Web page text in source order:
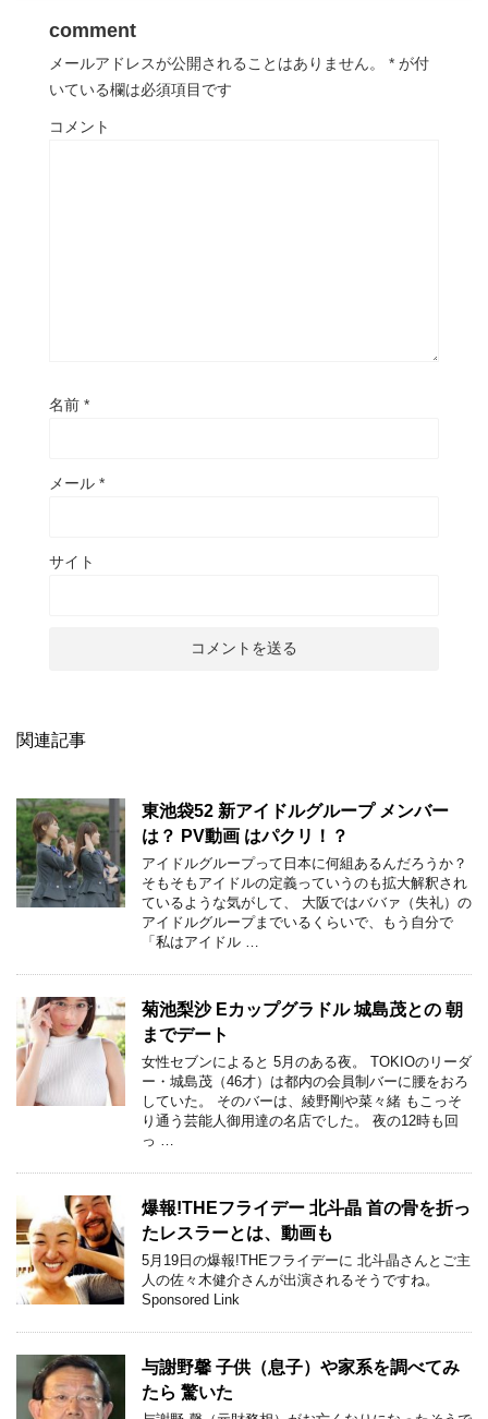
comment
メールアドレスが公開されることはありません。 * が付
いている欄は必須項目です
コメント
名前 *
メール *
サイト
関連記事
東池袋52 新アイドルグループ メンバー
は？ PV動画 はパクリ！？
アイドルグループって日本に何組あるんだろうか？
そもそもアイドルの定義っていうのも拡大解釈され
ているような気がして、 大阪ではババァ（失礼）の
アイドルグループまでいるくらいで、もう自分で
「私はアイドル …
菊池梨沙 Eカップグラドル 城島茂との 朝
までデート
女性セブンによると 5月のある夜。 TOKIOのリーダ
ー・城島茂（46才）は都内の会員制バーに腰をおろ
していた。 そのバーは、綾野剛や菜々緒 もこっそ
り通う芸能人御用達の名店でした。 夜の12時も回
っ …
爆報!THEフライデー 北斗晶 首の骨を折っ
たレスラーとは、動画も
5月19日の爆報!THEフライデーに 北斗晶さんとご主
人の佐々木健介さんが出演されるそうですね。
Sponsored Link
与謝野馨 子供（息子）や家系を調べてみ
たら 驚いた